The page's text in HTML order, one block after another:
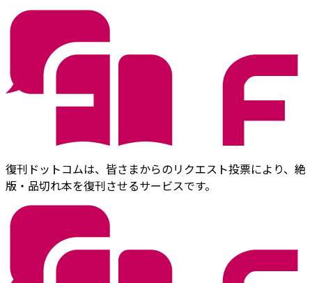
復刊ドットコムは、皆さまからのリクエスト投票により、絶
版・品切れ本を復刊させるサービスです。